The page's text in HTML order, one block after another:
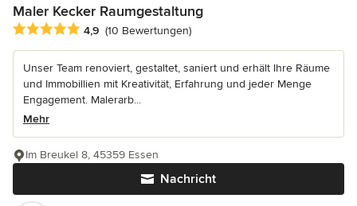
Maler Kecker Raumgestaltung
Durchschnittliche Bewertung: 4.9 von 5 Sternen
4,9 (10 Bewertungen)
Unser Team renoviert, gestaltet, saniert und erhält Ihre Räume
und Immobillien mit Kreativität, Erfahrung und jeder Menge
Engagement. Malerarb...
Mehr
Nachricht
Im Breukel 8, 45359 Essen